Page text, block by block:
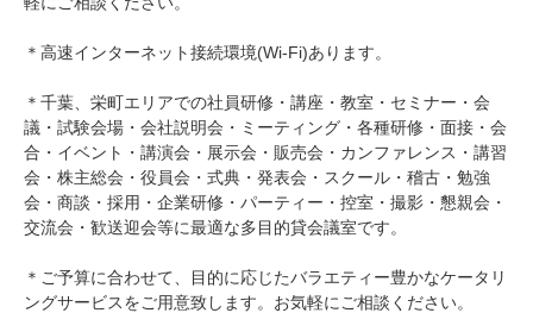
＊高速インターネット接続環境(Wi-Fi)あります。
＊千葉、栄町エリアでの社員研修・講座・教室・セミナー・会
議・試験会場・会社説明会・ミーティング・各種研修・面接・会
合・イベント・講演会・展示会・販売会・カンファレンス・講習
会・株主総会・役員会・式典・発表会・スクール・稽古・勉強
会・商談・採用・企業研修・パーティー・控室・撮影・懇親会・
交流会・歓送迎会等に最適な多目的貸会議室です。
＊ご予算に合わせて、目的に応じたバラエティー豊かなケータリ
ングサービスをご用意致します。お気軽にご相談ください。